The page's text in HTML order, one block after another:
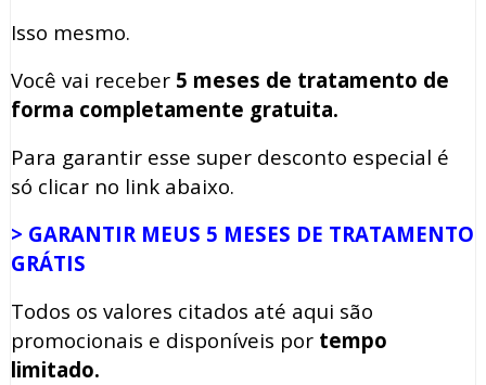
Isso mesmo.
Você vai receber 5 meses de tratamento de
forma completamente gratuita.
Para garantir esse super desconto especial é
só clicar no link abaixo.
> GARANTIR MEUS 5 MESES DE TRATAMENTO
GRÁTIS
Todos os valores citados até aqui são
promocionais e disponíveis por tempo
limitado.